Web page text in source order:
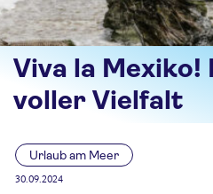
Viva la Mexiko!
voller Vielfalt
Urlaub am Meer
30.09.2024